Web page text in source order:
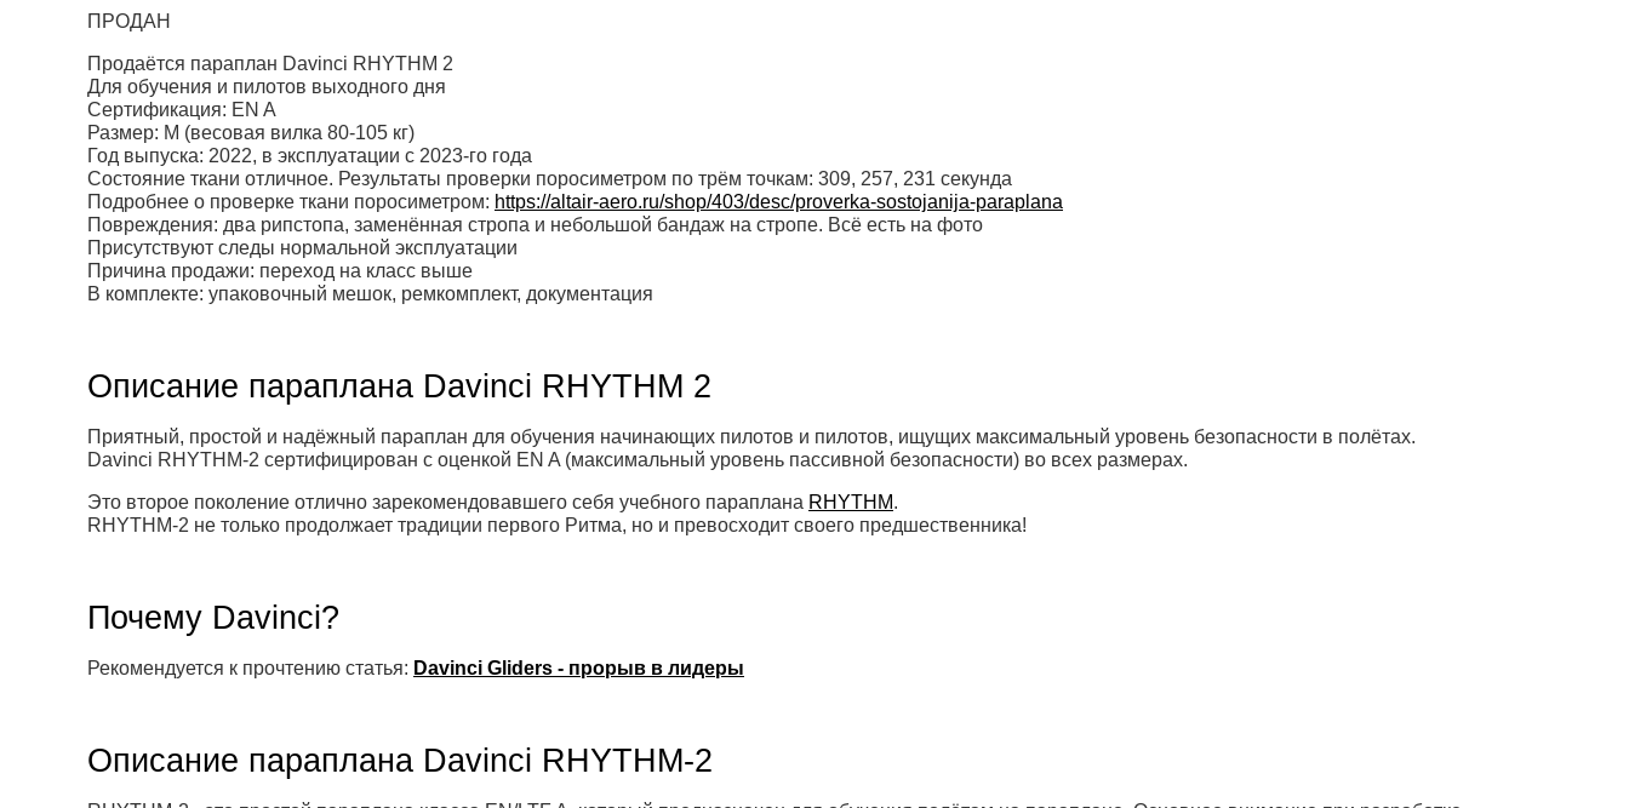
ПРОДАН
Продаётся параплан Davinci RHYTHM 2
Для обучения и пилотов выходного дня
Сертификация: EN A
Размер: M (весовая вилка 80-105 кг)
Год выпуска: 2022, в эксплуатации с 2023-го года
Состояние ткани отличное. Результаты проверки поросиметром по трём точкам: 309, 257, 231 секунда
Подробнее о проверке ткани поросиметром: https://altair-aero.ru/shop/403/desc/proverka-sostojanija-paraplana
Повреждения: два рипстопа, заменённая стропа и небольшой бандаж на стропе. Всё есть на фото
Присутствуют следы нормальной эксплуатации
Причина продажи: переход на класс выше
В комплекте: упаковочный мешок, ремкомплект, документация
Описание параплана Davinci RHYTHM 2
Приятный, простой и надёжный параплан для обучения начинающих пилотов и пилотов, ищущих максимальный уровень безопасности в полётах.
Davinci RHYTHM-2 сертифицирован с оценкой EN A (максимальный уровень пассивной безопасности) во всех размерах.
Это второе поколение отлично зарекомендовавшего себя учебного параплана RHYTHM.
RHYTHM-2 не только продолжает традиции первого Ритма, но и превосходит своего предшественника!
Почему Davinci?
Рекомендуется к прочтению статья: Davinci Gliders - прорыв в лидеры
Описание параплана Davinci RHYTHM-2